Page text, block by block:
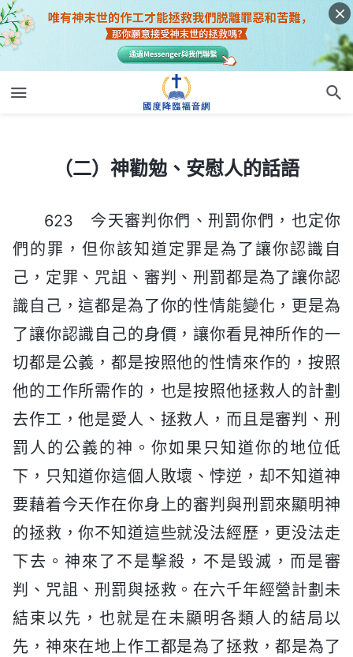
（二）神勸勉、安慰人的話語
623 今天審判你們、刑罰你們，也定你
們的罪，但你該知道定罪是為了讓你認識自
己，定罪、咒詛、審判、刑罰都是為了讓你認
識自己，這都是為了你的性情能變化，更是為
了讓你認識自己的身價，讓你看見神所作的一
切都是公義，都是按照他的性情來作的，按照
他的工作所需作的，也是按照他拯救人的計劃
去作工，他是愛人、拯救人，而且是審判、刑
罰人的公義的神。你如果只知道你的地位低
下，只知道你這個人敗壞、悖逆，却不知道神
要藉着今天作在你身上的審判與刑罰來顯明神
的拯救，你不知道這些就没法經歷，更没法走
下去。神來了不是擊殺，不是毁滅，而是審
判、咒詛、刑罰與拯救。在六千年經營計劃未
結束以先，也就是在未顯明各類人的結局以
先，神來在地上作工都是為了拯救，都是為了